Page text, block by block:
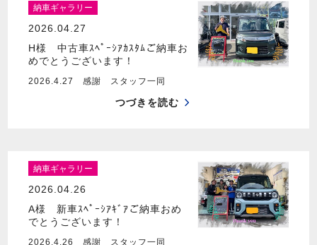
納車ギャラリー
2026.04.27
H様 中古車ｽﾍﾟｰｼｱｶｽﾀﾑご納車お
めでとうございます！
2026.4.27 感謝 スタッフ一同
つづきを読む
納車ギャラリー
2026.04.26
A様 新車ｽﾍﾟｰｼｱｷﾞｱご納車おめ
でとうございます！
2026.4.26 感謝 スタッフ一同